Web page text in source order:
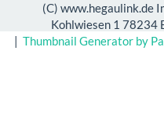
(C) www.hegaulink.de
Kohlwiesen 1 78234
| Thumbnail Generator by